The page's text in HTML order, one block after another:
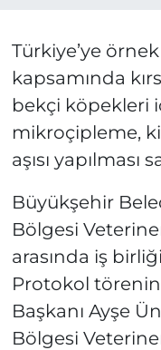
Türkiye’ye
kapsamında
bekçi köpekleri
mikroçipleme,
aşısı yapılması
Büyükşehir
Bölgesi
arasında iş
Protokol
Başkanı Ayşe
Bölgesi